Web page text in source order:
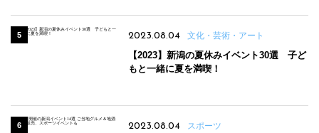
2023.08.04 文化・芸術・アート
【2023】新潟の夏休みイベント30選 子ど
もと一緒に夏を満喫！
2023.08.04 スポーツ